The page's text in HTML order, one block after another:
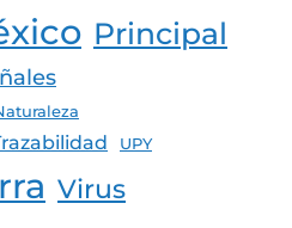
Principal
UPY
Virus